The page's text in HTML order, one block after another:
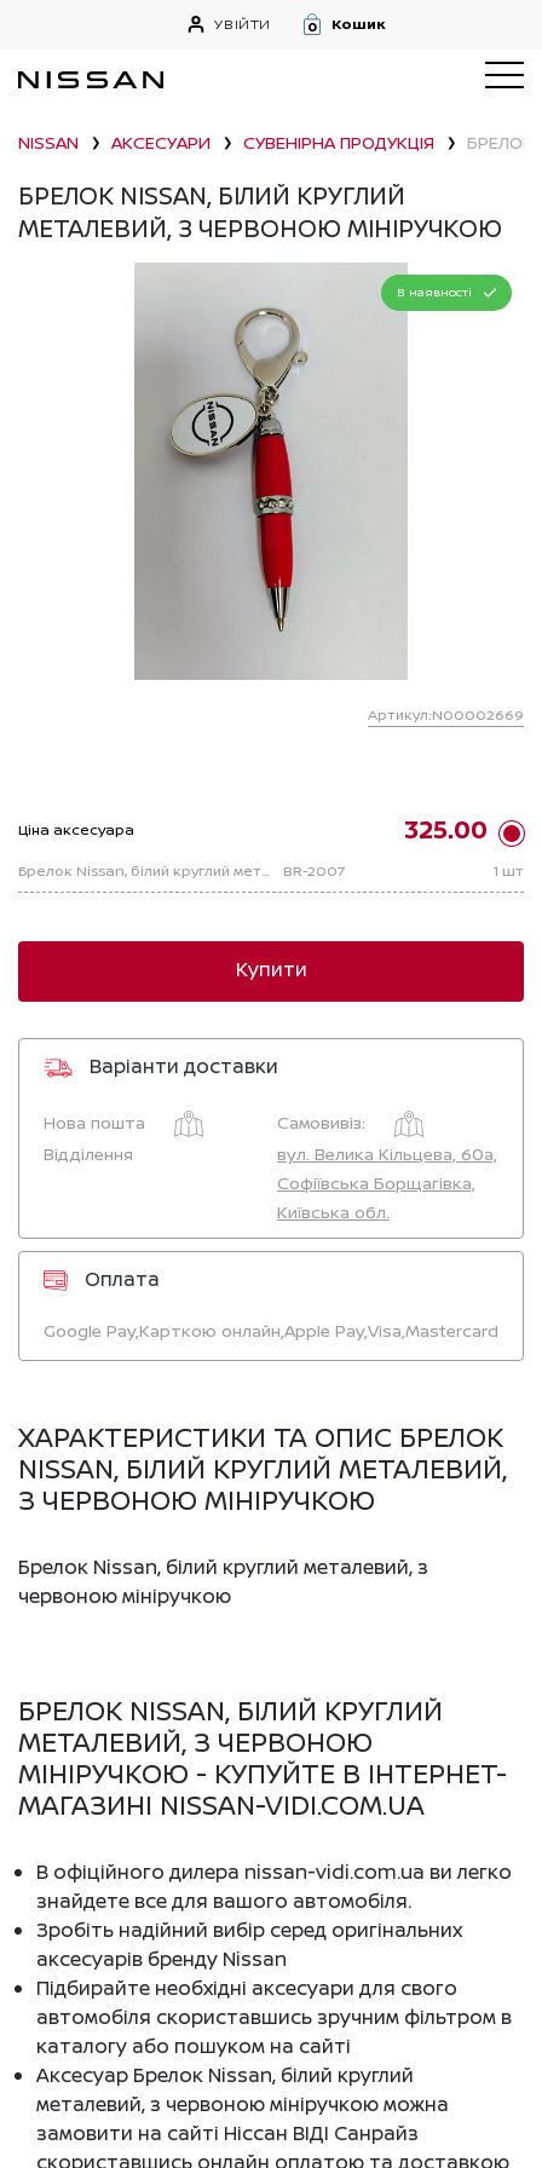
УВІЙТИ 0 Кошик
NISSAN ❯ АКСЕСУАРИ ❯ СУВЕНІРНА ПРОДУКЦІЯ ❯ БРЕЛОК
БРЕЛОК NISSAN, БІЛИЙ КРУГЛИЙ
МЕТАЛЕВИЙ, З ЧЕРВОНОЮ МІНІРУЧКОЮ
В наявності
Артикул:N00002669
Ціна аксесуара 325.00
Брелок Nissan, білий круглий металевий, з червоною мініручкою BR-2007 1 шт
Купити
Варіанти доставки
Нова пошта
Самовивіз:
Відділення
вул. Велика Кільцева, 60а,
Софіївська Борщагівка,
Київська обл.
Оплата
Google Pay,Карткою онлайн,Apple Pay,Visa,Mastercard
ХАРАКТЕРИСТИКИ ТА ОПИС БРЕЛОК
NISSAN, БІЛИЙ КРУГЛИЙ МЕТАЛЕВИЙ,
З ЧЕРВОНОЮ МІНІРУЧКОЮ
Брелок Nissan, білий круглий металевий, з
червоною мініручкою
БРЕЛОК NISSAN, БІЛИЙ КРУГЛИЙ
МЕТАЛЕВИЙ, З ЧЕРВОНОЮ
МІНІРУЧКОЮ - КУПУЙТЕ В ІНТЕРНЕТ-
МАГАЗИНІ NISSAN-VIDI.COM.UA
В офіційного дилера nissan-vidi.com.ua ви легко
знайдете все для вашого автомобіля.
Зробіть надійний вибір серед оригінальних
аксесуарів бренду Nissan
Підбирайте необхідні аксесуари для свого
автомобіля скориставшись зручним фільтром в
каталогу або пошуком на сайті
Аксесуар Брелок Nissan, білий круглий
металевий, з червоною мініручкою можна
замовити на сайті Ніссан ВІДІ Санрайз
скориставшись онлайн оплатою та доставкою